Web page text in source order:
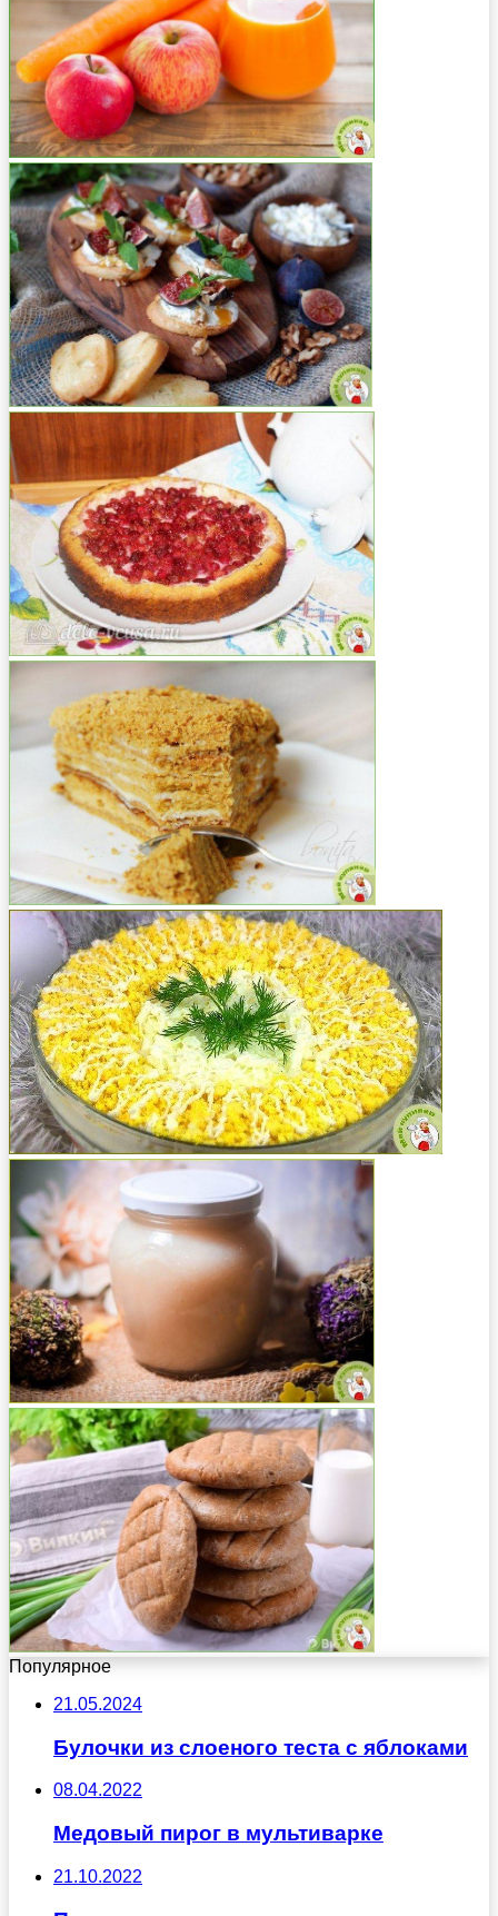
Популярное
21.05.2024
Булочки из слоеного теста с яблоками
08.04.2022
Медовый пирог в мультиварке
21.10.2022